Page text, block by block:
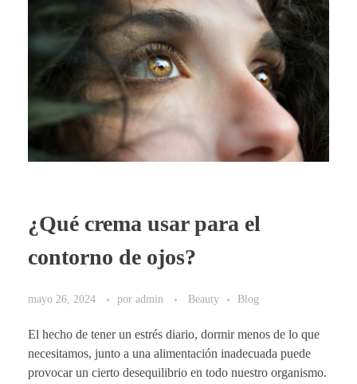
¿Qué crema usar para el
contorno de ojos?
mayo 26, 2024 por admin Beauty Blog
El hecho de tener un estrés diario, dormir menos de lo que
necesitamos, junto a una alimentación inadecuada puede
provocar un cierto desequilibrio en todo nuestro organismo.